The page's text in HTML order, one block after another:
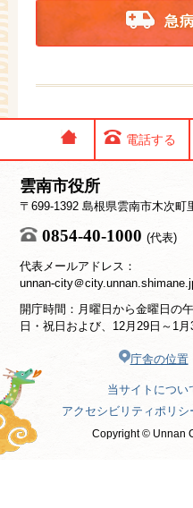
急
電話する
雲南市役所
〒699-1392 島根県雲南市木次町
0854-40-1000 (代表)
代表メールアドレス：
unnan-city＠
開庁時間：月曜日から金曜日の
日・祝日および、12月29日～1月
庁舎の位置
当サイトについ
アクセシビリティポリシ
Copyright © Unnan